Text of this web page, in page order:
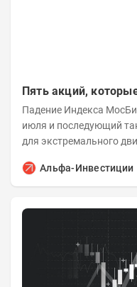
Пять акций,
Падение Индекса
июля и последующий
для экстремального
Альфа-Инвестиции